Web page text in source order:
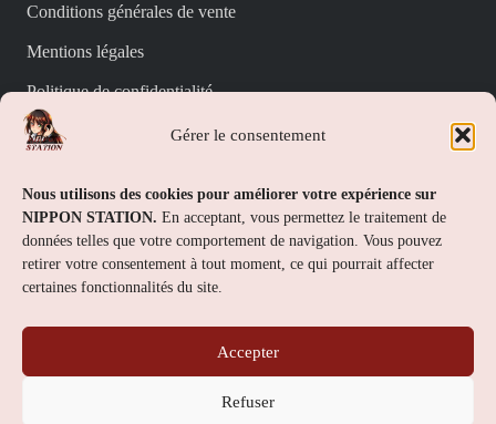
Gérer le consentement
Nous utilisons des cookies pour améliorer votre expérience sur
NIPPON STATION. En acceptant, vous permettez le traitement de
données telles que votre comportement de navigation. Vous pouvez
retirer votre consentement à tout moment, ce qui pourrait affecter
certaines fonctionnalités du site.
Accepter
Refuser
Conditions générales de vente
Mentions légales
Politique de confidentialité
Politique de cookies (UE)
Nippon Station
À propos
FAQs
Contact